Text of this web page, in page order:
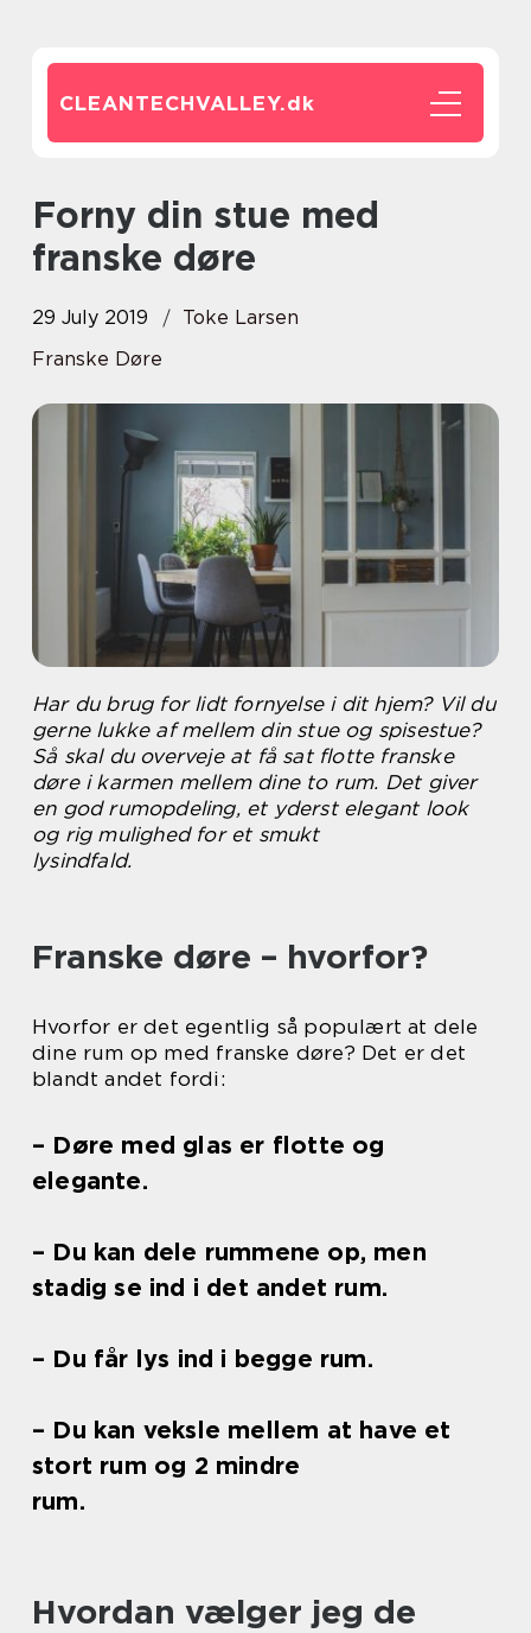
CLEANTECHVALLEY.dk
Forny din stue med
franske døre
29 July 2019
Toke Larsen
Franske Døre
Har du brug for lidt fornyelse i dit hjem? Vil du
gerne lukke af mellem din stue og spisestue?
Så skal du overveje at få sat flotte franske
døre i karmen mellem dine to rum. Det giver
en god rumopdeling, et yderst elegant look
og rig mulighed for et smukt
lysindfald.
Franske døre – hvorfor?
Hvorfor er det egentlig så populært at dele
dine rum op med franske døre? Det er det
blandt andet fordi:
– Døre med glas er flotte og
elegante.
– Du kan dele rummene op, men
stadig se ind i det andet rum.
– Du får lys ind i begge rum.
– Du kan veksle mellem at have et
stort rum og 2 mindre
rum.
Hvordan vælger jeg de